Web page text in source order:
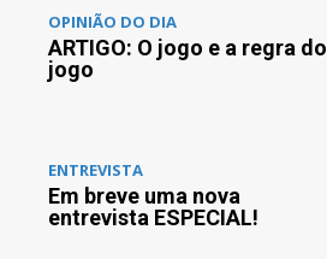
OPINIÃO DO DIA
ARTIGO: O jogo e a regra do
jogo
ENTREVISTA
Em breve uma nova
entrevista ESPECIAL!